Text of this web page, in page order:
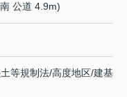
公道 4.9m)
等規制法/高度地区/建基